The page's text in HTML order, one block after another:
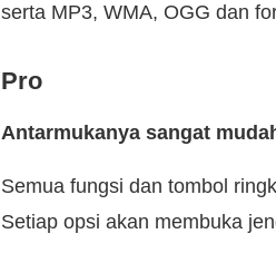
serta MP3, WMA, OGG dan
Pro
Antarmukanya sangat
Semua fungsi dan tombol
Setiap opsi akan membuka